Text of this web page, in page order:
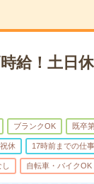
給！土日
ブランクOK 既卒
休 17時前までの仕事
自転車・バイクOK